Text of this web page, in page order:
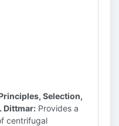
Selection,
Dittmar: Provides a
centrifugal